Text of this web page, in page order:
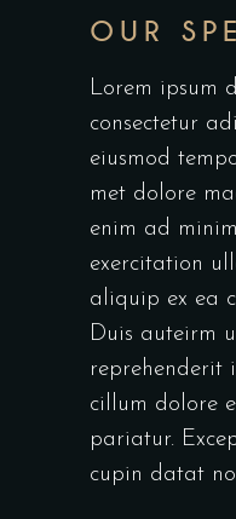
OUR
Lorem ipsum
consectetur
eiusmod
met dolore
enim ad
exercitation
aliquip ex ea
Duis auteirm
reprehenderit
cillum dolore
pariatur.
cupin datat